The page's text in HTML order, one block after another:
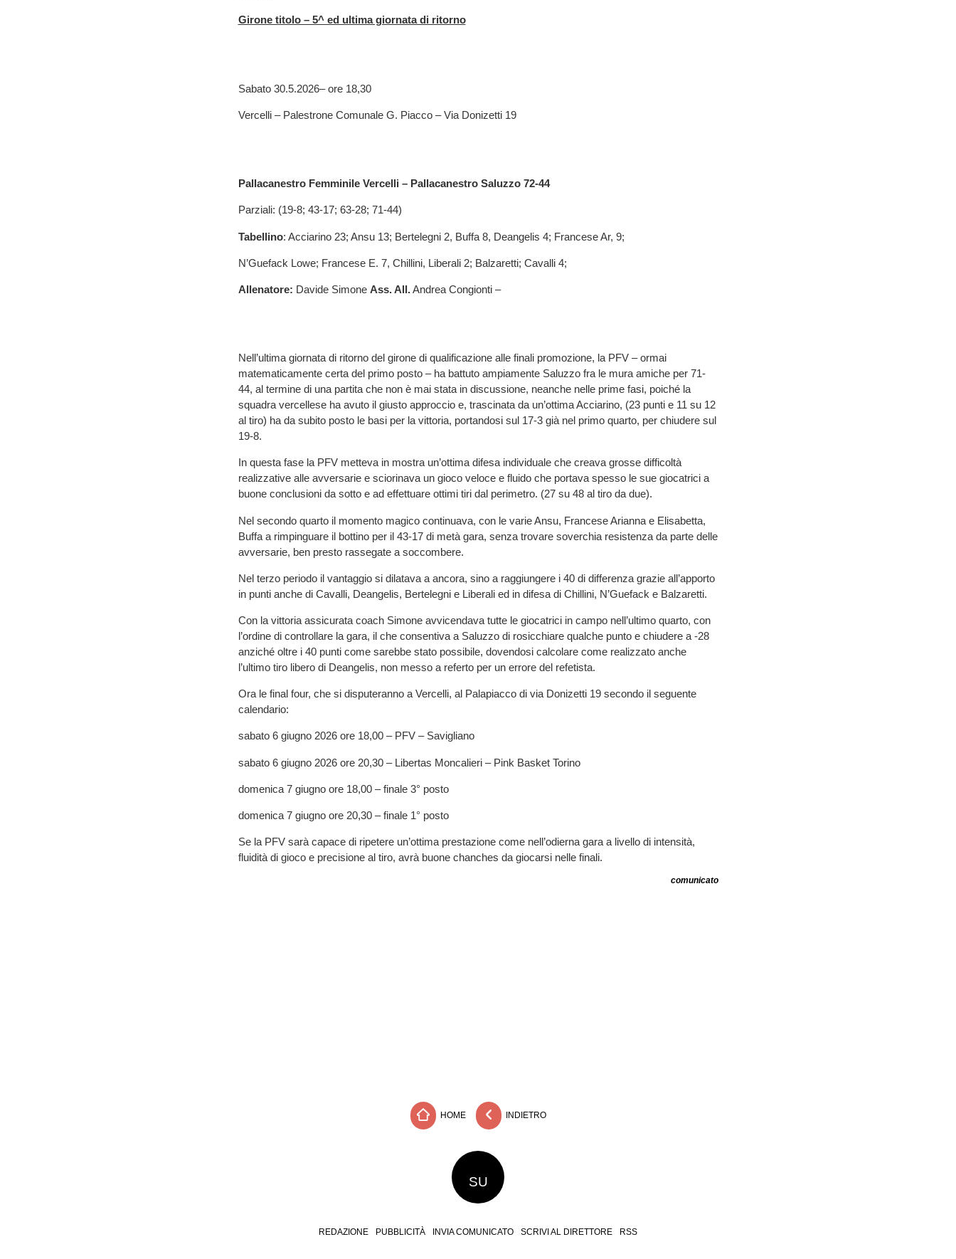
Girone titolo – 5^ ed ultima giornata di ritorno
Sabato 30.5.2026– ore 18,30
Vercelli – Palestrone Comunale G. Piacco – Via Donizetti 19
Pallacanestro Femminile Vercelli – Pallacanestro Saluzzo 72-44
Parziali: (19-8; 43-17; 63-28; 71-44)
Tabellino: Acciarino 23; Ansu 13; Bertelegni 2, Buffa 8, Deangelis 4; Francese Ar, 9;
N’Guefack Lowe; Francese E. 7, Chillini, Liberali 2; Balzaretti; Cavalli 4;
Allenatore: Davide Simone Ass. All.Andrea Congionti –
Nell’ultima giornata di ritorno del girone di qualificazione alle finali promozione, la PFV – ormai
matematicamente certa del primo posto – ha battuto ampiamente Saluzzo fra le mura amiche per 71-
44, al termine di una partita che non è mai stata in discussione, neanche nelle prime fasi, poiché la
squadra vercellese ha avuto il giusto approccio e, trascinata da un’ottima Acciarino, (23 punti e 11 su 12
al tiro) ha da subito posto le basi per la vittoria, portandosi sul 17-3 già nel primo quarto, per chiudere sul
19-8.
In questa fase la PFV metteva in mostra un’ottima difesa individuale che creava grosse difficoltà
realizzative alle avversarie e sciorinava un gioco veloce e fluido che portava spesso le sue giocatrici a
buone conclusioni da sotto e ad effettuare ottimi tiri dal perimetro. (27 su 48 al tiro da due).
Nel secondo quarto il momento magico continuava, con le varie Ansu, Francese Arianna e Elisabetta,
Buffa a rimpinguare il bottino per il 43-17 di metà gara, senza trovare soverchia resistenza da parte delle
avversarie, ben presto rassegate a soccombere.
Nel terzo periodo il vantaggio si dilatava a ancora, sino a raggiungere i 40 di differenza grazie all’apporto
in punti anche di Cavalli, Deangelis, Bertelegni e Liberali ed in difesa di Chillini, N’Guefack e Balzaretti.
Con la vittoria assicurata coach Simone avvicendava tutte le giocatrici in campo nell’ultimo quarto, con
l’ordine di controllare la gara, il che consentiva a Saluzzo di rosicchiare qualche punto e chiudere a -28
anziché oltre i 40 punti come sarebbe stato possibile, dovendosi calcolare come realizzato anche
l’ultimo tiro libero di Deangelis, non messo a referto per un errore del refetista.
Ora le final four, che si disputeranno a Vercelli, al Palapiacco di via Donizetti 19 secondo il seguente
calendario:
sabato 6 giugno 2026 ore 18,00 – PFV – Savigliano
sabato 6 giugno 2026 ore 20,30 – Libertas Moncalieri – Pink Basket Torino
domenica 7 giugno ore 18,00 – finale 3° posto
domenica 7 giugno ore 20,30 – finale 1° posto
Se la PFV sarà capace di ripetere un’ottima prestazione come nell’odierna gara a livello di intensità,
fluidità di gioco e precisione al tiro, avrà buone chanches da giocarsi nelle finali.
comunicato
HOME INDIETRO
SU
REDAZIONE PUBBLICITÀ INVIA COMUNICATO SCRIVI AL DIRETTORE RSS